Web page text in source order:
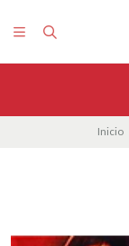
Inicio